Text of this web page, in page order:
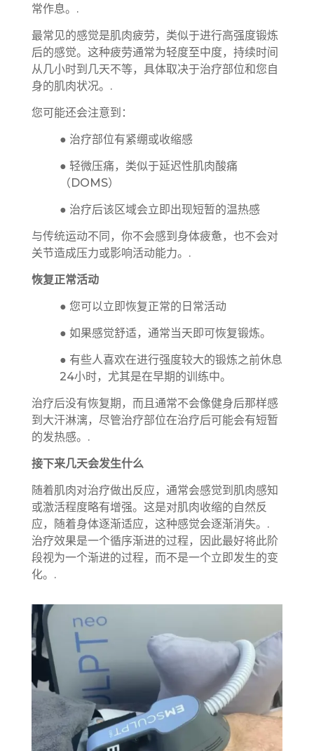
常作息。.
最常见的感觉是肌肉疲劳，类似于进行高强度锻炼
后的感觉。这种疲劳通常为轻度至中度，持续时间
从几小时到几天不等，具体取决于治疗部位和您自
身的肌肉状况。.
您可能还会注意到：
● 治疗部位有紧绷或收缩感
● 轻微压痛，类似于延迟性肌肉酸痛
（DOMS）
● 治疗后该区域会立即出现短暂的温热感
与传统运动不同，你不会感到身体疲惫，也不会对
关节造成压力或影响活动能力。.
恢复正常活动
● 您可以立即恢复正常的日常活动
● 如果感觉舒适，通常当天即可恢复锻炼。
● 有些人喜欢在进行强度较大的锻炼之前休息
24小时，尤其是在早期的训练中。
治疗后没有恢复期，而且通常不会像健身后那样感
到大汗淋漓，尽管治疗部位在治疗后可能会有短暂
的发热感。.
接下来几天会发生什么
随着肌肉对治疗做出反应，通常会感觉到肌肉感知
或激活程度略有增强。这是对肌肉收缩的自然反
应，随着身体逐渐适应，这种感觉会逐渐消失。.
治疗效果是一个循序渐进的过程，因此最好将此阶
段视为一个渐进的过程，而不是一个立即发生的变
化。.